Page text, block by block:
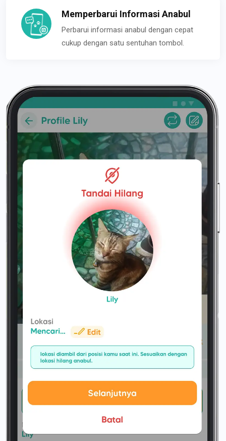
Memperbarui Informasi Anabul
Perbarui informasi anabul dengan cepat
cukup dengan satu sentuhan tombol.